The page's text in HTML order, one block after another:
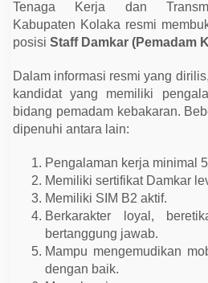
s
n
a
k
r
t
r
a
n
l
a
k
a
Tenaga Kerja dan
Kabupaten Kolaka resmi
posisi Staff Damkar (Pemadam
Dalam informasi resmi yang
kandidat yang memiliki
bidang pemadam kebakaran.
dipenuhi antara lain:
Pengalaman kerja minimal
Memiliki sertifikat Damkar
Memiliki SIM B2 aktif.
Berkarakter loyal,
bertanggung jawab.
Mampu mengemudikan
dengan baik.